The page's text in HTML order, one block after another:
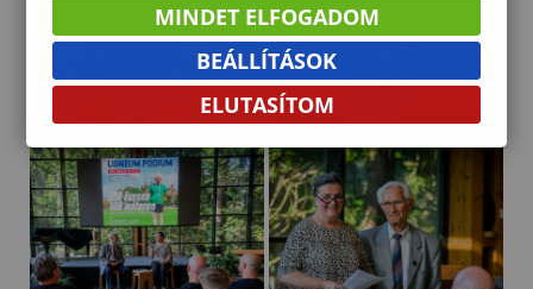
MINDET ELFOGADOM
BEÁLLÍTÁSOK
ELUTASÍTOM